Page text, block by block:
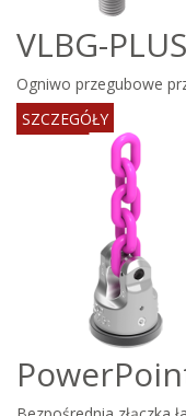
VLBG-PLUS
Ogniwo przegubowe
SZCZEGÓŁY